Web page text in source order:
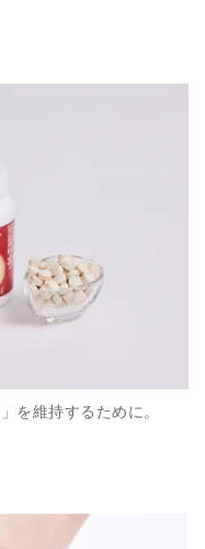
を維持するために。